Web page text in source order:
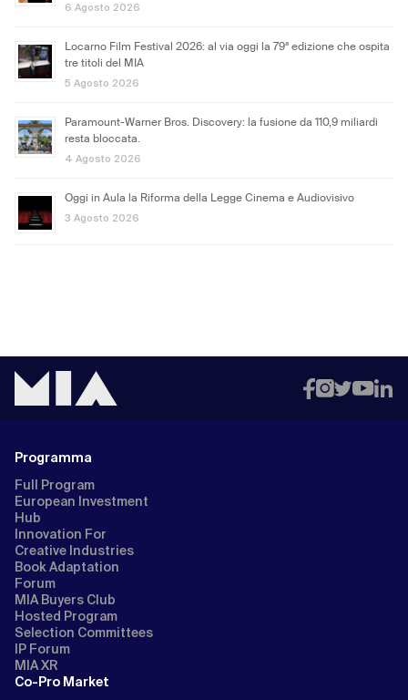
6 Agosto 2026
Locarno Film Festival 2026: al via oggi la 79ª edizione che ospita
tre titoli del MIA
5 Agosto 2026
Paramount-Warner Bros. Discovery: la fusione da 110,9 miliardi
resta bloccata.
4 Agosto 2026
Oggi in Aula la Riforma della Legge Cinema e Audiovisivo
3 Agosto 2026
Programma
Full Program
European Investment
Hub
Innovation For
Creative Industries
Book Adaptation
Forum
MIA Buyers Club
Hosted Program
Selection Committees
IP Forum
MIA XR
Co-Pro Market